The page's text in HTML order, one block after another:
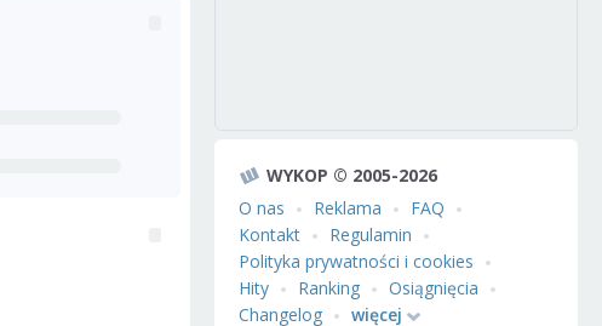
WYKOP © 2005-2026
O nas
Reklama
FAQ
Kontakt
Regulamin
Polityka prywatności i cookies
Hity
Ranking
Osiągnięcia
Changelog
więcej